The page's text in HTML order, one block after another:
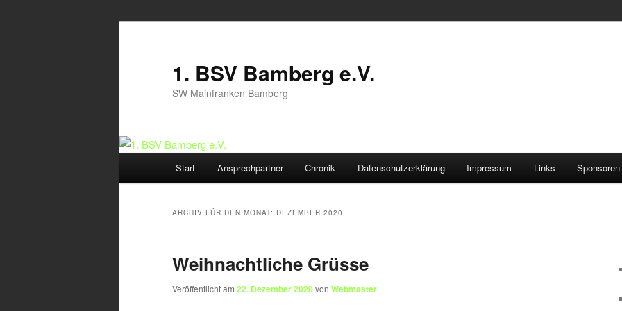
1. BSV Bamberg e.V.
SW Mainfranken Bamberg
Start Ansprechpartner Chronik Datenschutzerklärung Impressum Links Sponsoren
ARCHIV FÜR DEN MONAT: DEZEMBER 2020
Weihnachtliche Grüsse
Veröffentlicht am 22. Dezember 2020von Webmaster